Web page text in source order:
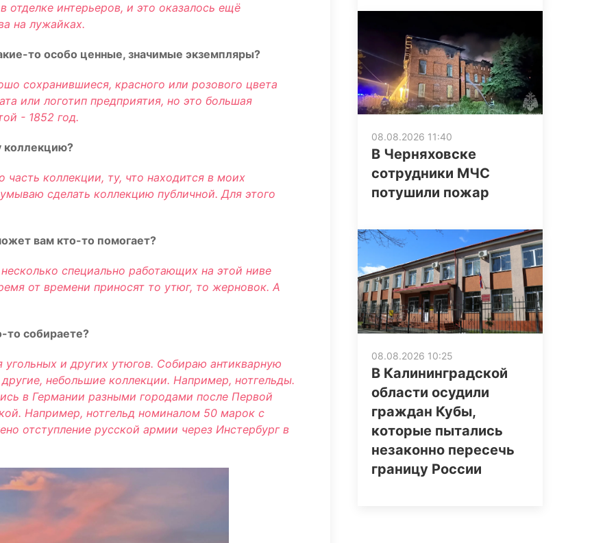
отделке интерьеров, и это оказалось ещё
на лужайках.
то особо ценные, значимые экземпляры?
сохранившиеся, красного или розового цвета
или логотип предприятия, но это большая
- 1852 год.
коллекции, ту, что находится в моих
сделать коллекцию публичной. Для этого
вам кто-то помогает?
специально работающих на этой ниве
от времени приносят то утюг, то жерновок. А
то собираете?
и других утюгов. Собираю антикварную
небольшие коллекции. Например, нотгельды.
в Германии разными городами после Первой
Например, нотгельд номиналом 50 марок с
отступление русской армии через Инстербург в
08.08.2026 11:40
В Черняховске
сотрудники МЧС
потушили пожар
08.08.2026 10:25
В Калининградской
области осудили
граждан Кубы,
которые пытались
незаконно пересечь
границу России